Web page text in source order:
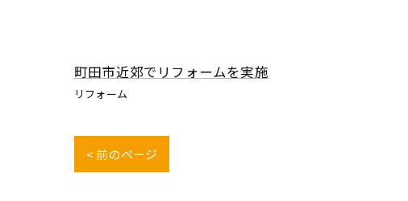
町田市近郊でリフォームを実施
リフォーム
< 前のページ